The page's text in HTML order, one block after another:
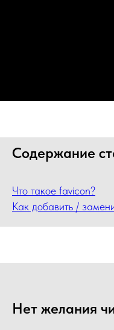
Содержание
Что такое favicon?
Как добавить /
Нет желания